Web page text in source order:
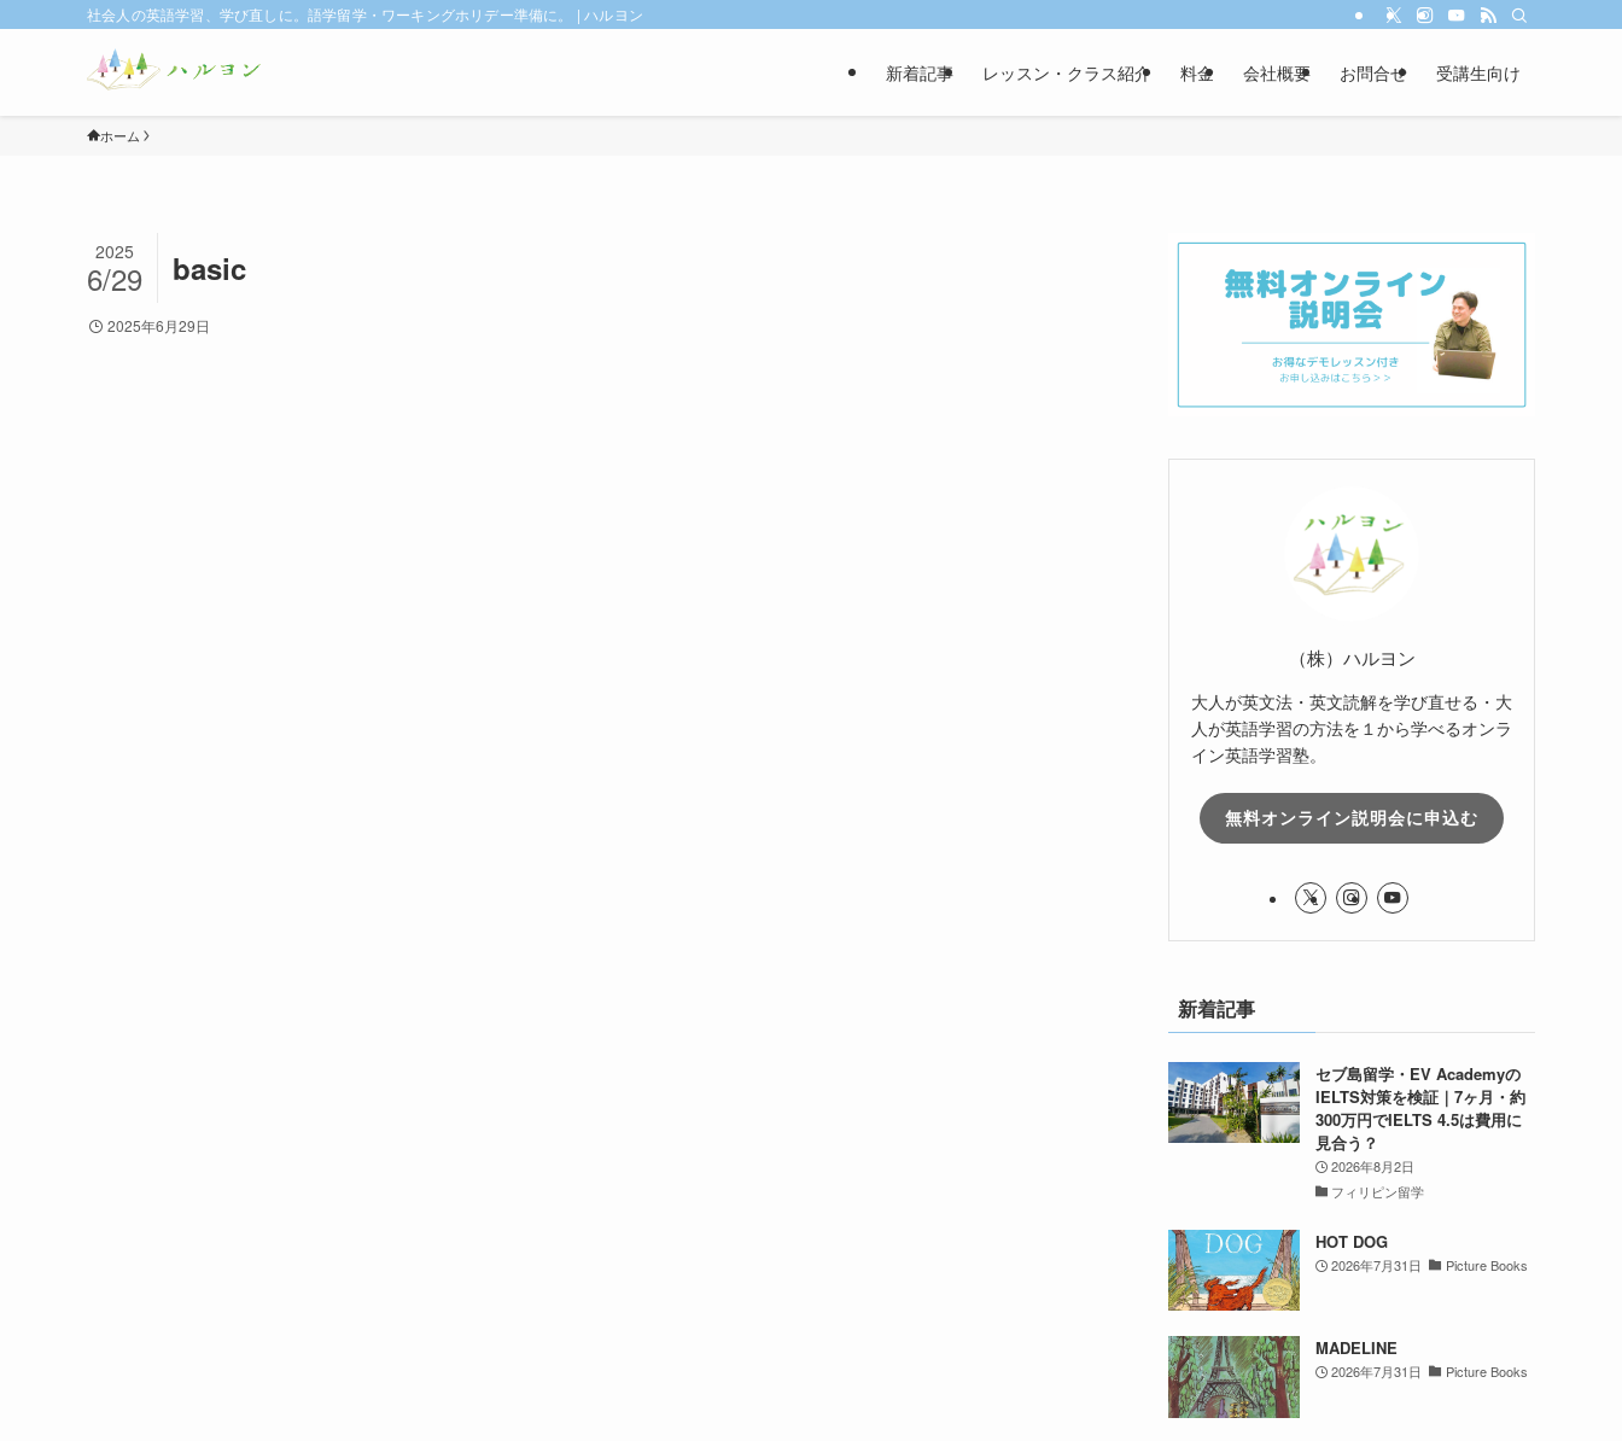
社会人の英語学習、学び直しに。語学留学・ワーキングホリデー準備に。 | ハルヨン
新着記事 レッスン・クラス紹介 料金 会社概要 お問合せ 受講生向け
ホーム
basic
2025
6/29
2025年6月29日
（株）ハルヨン
大人が英文法・英文読解を学び直せる・大
人が英語学習の方法を１から学べるオンラ
イン英語学習塾。
無料オンライン説明会に申込む
新着記事
セブ島留学・EV Academyの
IELTS対策を検証｜7ヶ月・約
300万円でIELTS 4.5は費用に
見合う？
2026年8月2日
フィリピン留学
HOT DOG
2026年7月31日 Picture Books
MADELINE
2026年7月31日 Picture Books